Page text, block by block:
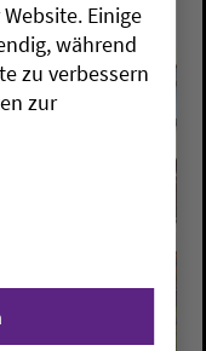
Einige
während
zu verbessern
zur